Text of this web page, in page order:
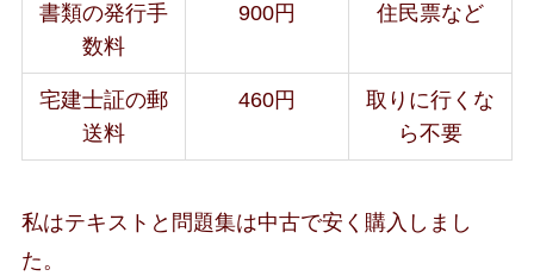
書類の発行手
数料
900円 住民票など
宅建士証の郵
送料
460円
取りに行くな
ら不要
私はテキストと問題集は中古で安く購入しまし
た。